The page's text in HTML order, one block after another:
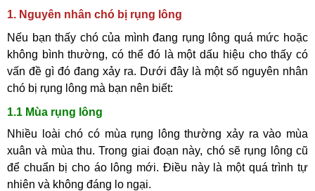
1. Nguyên nhân chó bị rụng lông
Nếu bạn thấy chó của mình đang rụng lông quá mức hoặc
không bình thường, có thể đó là một dấu hiệu cho thấy có
vấn đề gì đó đang xảy ra. Dưới đây là một số nguyên nhân
chó bị rụng lông mà bạn nên biết:
1.1 Mùa rụng lông
Nhiều loài chó có mùa rụng lông thường xảy ra vào mùa
xuân và mùa thu. Trong giai đoạn này, chó sẽ rụng lông cũ
để chuẩn bị cho áo lông mới. Điều này là một quá trình tự
nhiên và không đáng lo ngại.